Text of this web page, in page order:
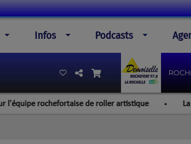
Infos Podcasts
de roller artistique La Rochelle : un